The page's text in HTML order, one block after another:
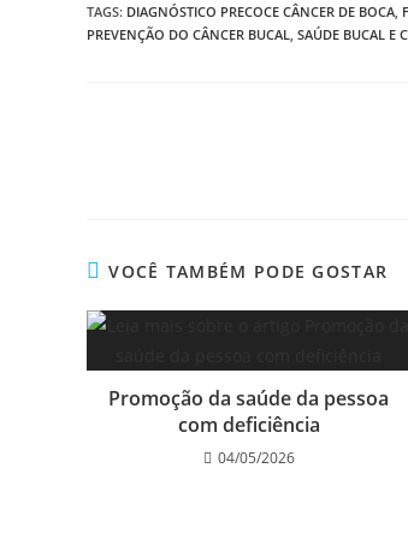
TAGS: DIAGNÓSTICO PRECOCE CÂNCER DE BOCA,
PREVENÇÃO DO CÂNCER BUCAL, SAÚDE BUCAL E
VOCÊ TAMBÉM PODE GOSTAR
Promoção da saúde da pessoa
com deficiência
04/05/2026